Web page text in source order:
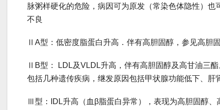
脉粥样硬化的危险，病因可为原发（常染色体隐性）也
不良
ⅡA型：低密度脂蛋白升高．伴有高胆固醇，参见高胆
ⅡB型： LDL及VLDL升高，伴有高胆固醇及高甘油三
包括几种遗传疾病，继发原因包括甲状腺功能低下、肝
Ⅲ型：IDL升高（血β脂蛋白异常），表现为高胆固醇、